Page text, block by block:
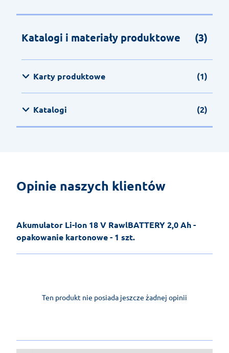
Katalogi i materiały produktowe (3)
Karty produktowe (1)
Katalogi (2)
Opinie naszych klientów
Akumulator Li-Ion 18 V RawlBATTERY 2,0 Ah -
opakowanie kartonowe - 1 szt.
Ten produkt nie posiada jeszcze żadnej opinii